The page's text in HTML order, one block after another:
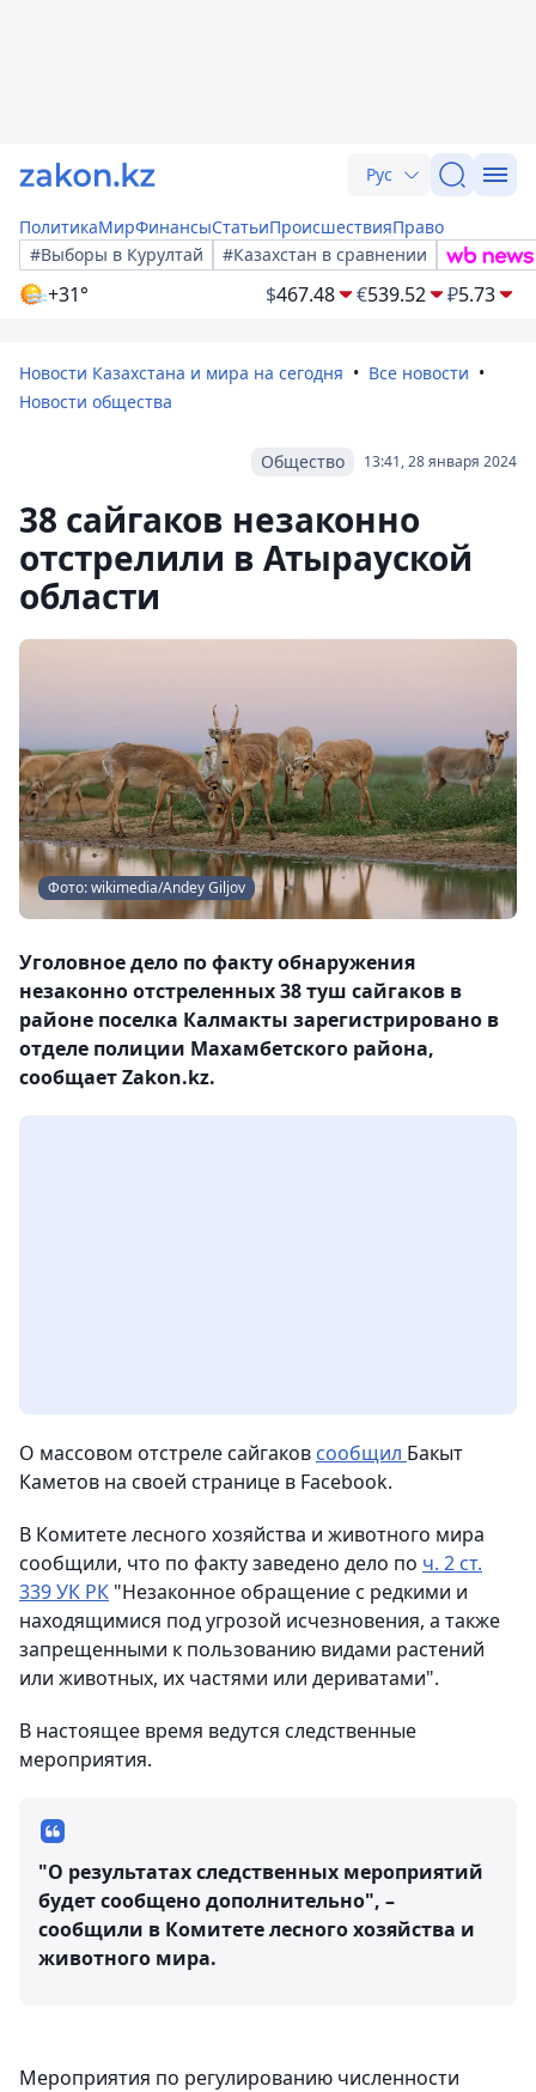
Рус
ПолитикаМирФинансыСтатьиПроисшествияПраво
#Выборы в Курултай
#Казахстан в сравнении
+31° $467.48 €539.52 ₽5.73
Новости Казахстана и мира на сегодня
Все новости
Новости общества
13:41, 28 января 2024
Общество
38 сайгаков незаконно
отстрелили в Атырауской
области
Фото: wikimedia/Andey Giljov
Уголовное дело по факту обнаружения
незаконно отстреленных 38 туш сайгаков в
районе поселка Калмакты зарегистрировано в
отделе полиции Махамбетского района,
сообщает Zakon.kz.
О массовом отстреле сайгаков сообщил Бакыт
Каметов на своей странице в Facebook.
В Комитете лесного хозяйства и животного мира
сообщили, что по факту заведено дело по ч. 2 ст.
339 УК РК "Незаконное обращение с редкими и
находящимися под угрозой исчезновения, а также
запрещенными к пользованию видами растений
или животных, их частями или дериватами".
В настоящее время ведутся следственные
мероприятия.
"О результатах следственных мероприятий
будет сообщено дополнительно", –
сообщили в Комитете лесного хозяйства и
животного мира.
Мероприятия по регулированию численности